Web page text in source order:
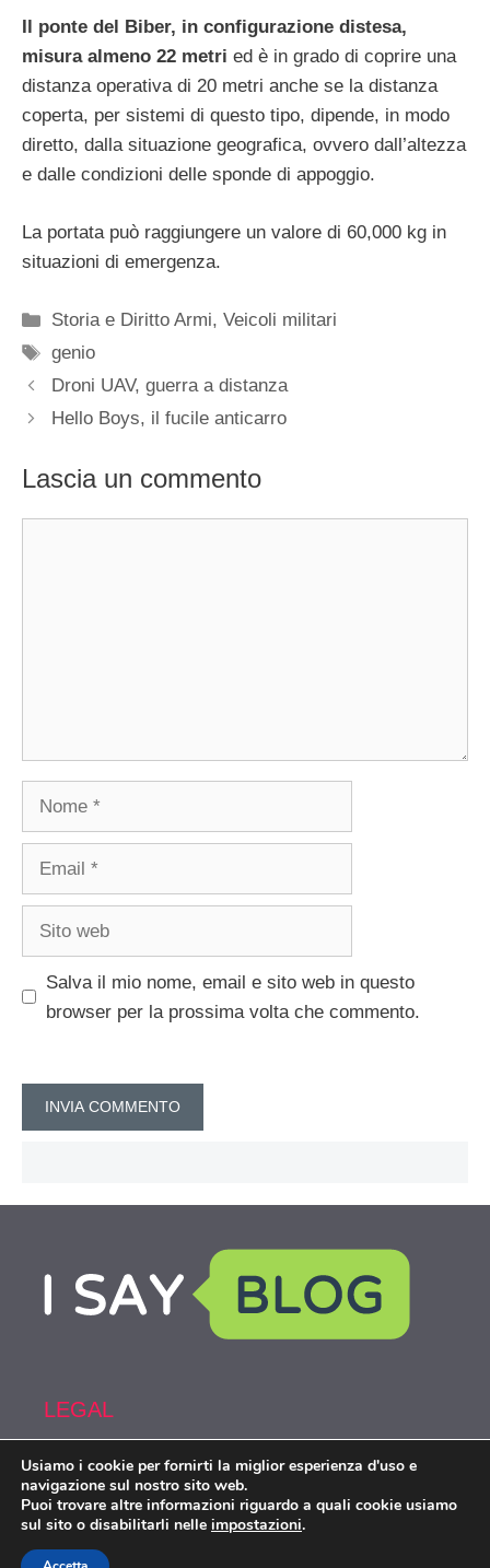
Il ponte del Biber, in configurazione distesa,
misura almeno 22 metri ed è in grado di coprire una
distanza operativa di 20 metri anche se la distanza
coperta, per sistemi di questo tipo, dipende, in modo
diretto, dalla situazione geografica, ovvero dall’altezza
e dalle condizioni delle sponde di appoggio.
La portata può raggiungere un valore di 60,000 kg in
situazioni di emergenza.
Categorie
Storia e Diritto Armi,Veicoli militari
Tag
genio
Droni UAV, guerra a distanza
Hello Boys, il fucile anticarro
Lascia un commento
Nome
Email
Sito
Salva il mio nome, email e sito web in questo
browser per la prossima volta che commento.
LEGAL
Armi&Spy is part of the network IsayBlog!
Usiamo i cookie per fornirti la miglior esperienza d'uso e
navigazione sul nostro sito web.
Puoi trovare altre informazioni riguardo a quali cookie usiamo
sul sito o disabilitarli nelle impostazioni.